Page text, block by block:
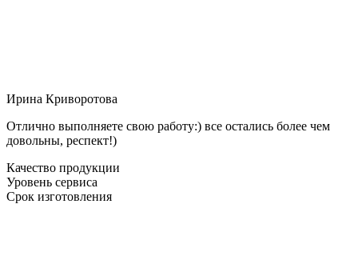
Ирина Криворотова
Отлично выполняете свою работу:) все остались более чем
довольны, респект!)
Качество продукции
Уровень сервиса
Срок изготовления